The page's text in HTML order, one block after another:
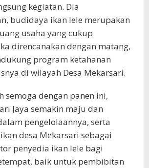
kegiatan. Dia
budidaya ikan lele merupakan
usaha yang cukup
direncanakan dengan matang,
program ketahanan
di wilayah Desa Mekarsari.
semoga dengan panen ini,
Jaya semakin maju dan
pengelolaannya, serta
desa Mekarsari sebagai
penyedia ikan lele bagi
baik untuk pembibitan